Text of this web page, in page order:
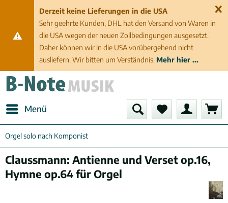
Derzeit keine Lieferungen in die USA
Sehr geehrte Kunden, DHL hat den Versand von Waren in
die USA wegen der neuen Zollbedingungen ausgesetzt.
Daher können wir in die USA vorübergehend nicht
ausliefern. Wir bitten um Verständnis. Mehr hier ...
Menü
Orgel solo nach Komponist
Claussmann: Antienne und Verset op.16,
Hymne op.64 für Orgel